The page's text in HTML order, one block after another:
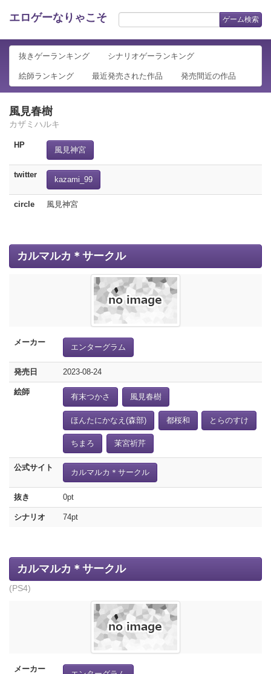
エロゲーなりゃこそ ゲーム検索
抜きゲーランキング シナリオゲーランキング
絵師ランキング 最近発売された作品 発売間近の作品
風見春樹
カザミハルキ
HP
風見神宮
twitter
kazami_99
circle 風見神宮
カルマルカ＊サークル
メーカー
エンターグラム
発売日 2023-08-24
絵師
有末つかさ 風見春樹
ほんたにかなえ(森部) 都桜和 とらのすけ
ちまろ 茉宮祈芹
公式サイト
カルマルカ＊サークル
抜き 0pt
シナリオ 74pt
カルマルカ＊サークル
(PS4)
メーカー